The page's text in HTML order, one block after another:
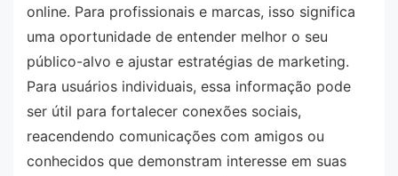
online. Para profissionais e marcas, isso significa
uma oportunidade de entender melhor o seu
público-alvo e ajustar estratégias de marketing.
Para usuários individuais, essa informação pode
ser útil para fortalecer conexões sociais,
reacendendo comunicações com amigos ou
conhecidos que demonstram interesse em suas